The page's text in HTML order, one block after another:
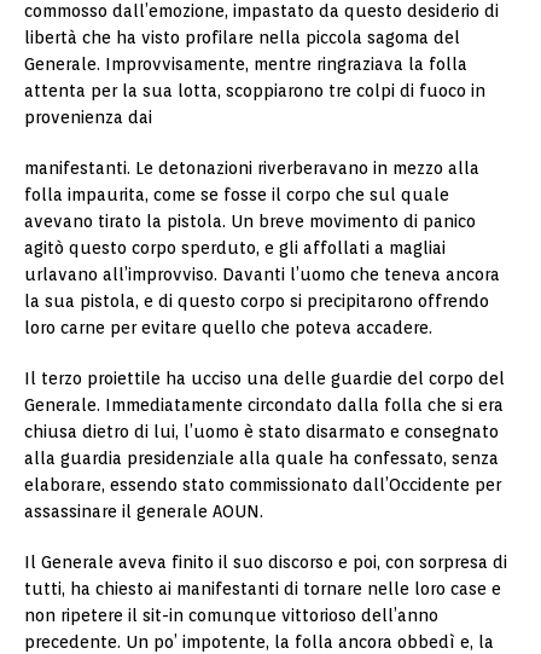
commosso dall’emozione, impastato da questo desiderio di
libertà che ha visto profilare nella piccola sagoma del
Generale. Improvvisamente, mentre ringraziava la folla
attenta per la sua lotta, scoppiarono tre colpi di fuoco in
provenienza dai
manifestanti. Le detonazioni riverberavano in mezzo alla
folla impaurita, come se fosse il corpo che sul quale
avevano tirato la pistola. Un breve movimento di panico
agitò questo corpo sperduto, e gli affollati a magliai
urlavano all’improvviso. Davanti l’uomo che teneva ancora
la sua pistola, e di questo corpo si precipitarono offrendo
loro carne per evitare quello che poteva accadere.
Il terzo proiettile ha ucciso una delle guardie del corpo del
Generale. Immediatamente circondato dalla folla che si era
chiusa dietro di lui, l’uomo è stato disarmato e consegnato
alla guardia presidenziale alla quale ha confessato, senza
elaborare, essendo stato commissionato dall’Occidente per
assassinare il generale AOUN.
Il Generale aveva finito il suo discorso e poi, con sorpresa di
tutti, ha chiesto ai manifestanti di tornare nelle loro case e
non ripetere il sit-in comunque vittorioso dell’anno
precedente. Un po’ impotente, la folla ancora obbedì e, la